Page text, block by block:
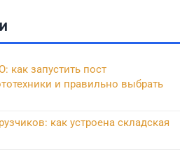
как запустить пост
и правильно выбрать
как устроена складская